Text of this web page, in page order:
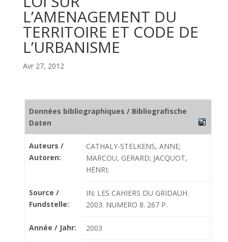
L’AMENAGEMENT DU
TERRITOIRE ET CODE DE
L’URBANISME
Avr 27, 2012
Données bibliographiques / Bibliografische
Daten
Auteurs /
Autoren:
CATHALY-STELKENS, ANNE;
MARCOU, GERARD; JACQUOT,
HENRI;
Source /
Fundstelle:
IN: LES CAHIERS DU GRIDAUH.
2003. NUMERO 8. 267 P.
Année / Jahr: 2003